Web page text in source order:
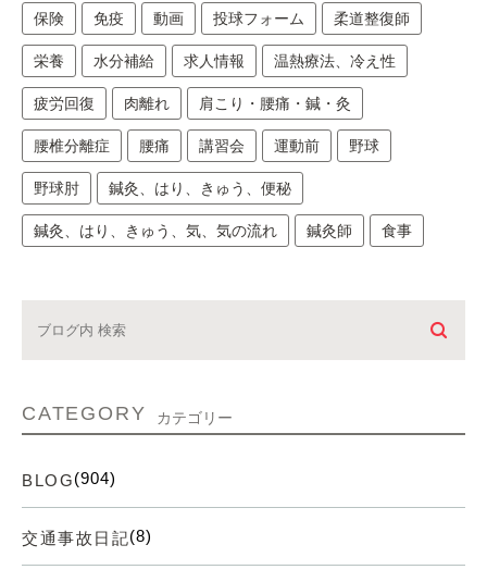
保険 免疫 動画 投球フォーム 柔道整復師
栄養 水分補給 求人情報 温熱療法、冷え性
疲労回復 肉離れ 肩こり・腰痛・鍼・灸
腰椎分離症 腰痛 講習会 運動前 野球
野球肘 鍼灸、はり、きゅう、便秘
鍼灸、はり、きゅう、気、気の流れ 鍼灸師 食事
CATEGORY カテゴリー
BLOG(904)
交通事故日記(8)